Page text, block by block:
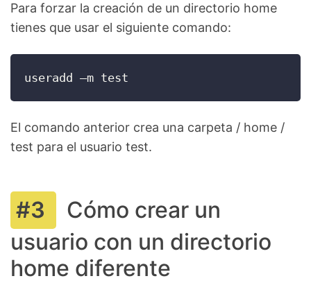
Para forzar la creación de un directorio home
tienes que usar el siguiente comando:
useradd –m test
El comando anterior crea una carpeta / home /
test para el usuario test.
Cómo crear un
usuario con un directorio
home diferente